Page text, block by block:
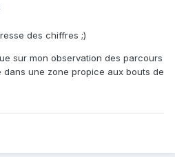
des chiffres ;)
sur mon observation des parcours
une zone propice aux bouts de